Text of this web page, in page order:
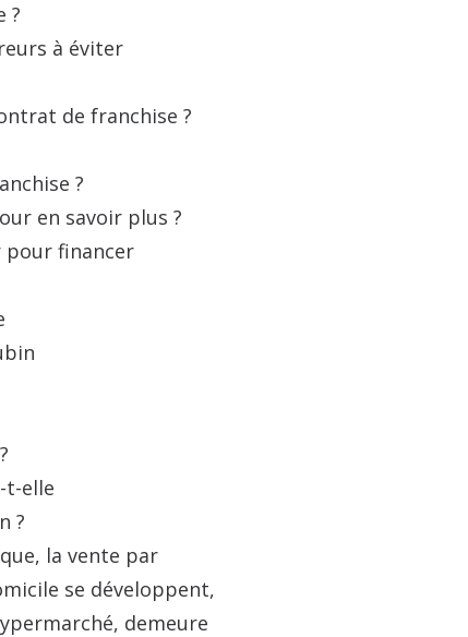
?
à éviter
de franchise ?
?
en savoir plus ?
pour financer
t-elle
?
la vente par
se développent,
demeure